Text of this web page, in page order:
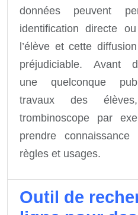
données peuvent
identification directe
l’élève et cette
préjudiciable. Avant
une quelconque
travaux des
trombinoscope par
prendre
règles et usages.
Outil de